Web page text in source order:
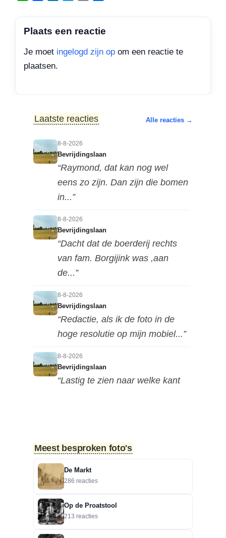
t
A
p
e
o
k
d
t
e
i
e
Plaats een reactie
Je moet ingelogd zijn op om een reactie te
plaatsen.
Laatste reacties Alle reacties →
8-8-2026
Bevrijdingslaan
“Raymond, dat kan nog wel
eens zo zijn. Dan zijn die bomen
in...”
8-8-2026
Bevrijdingslaan
“Dacht dat de boerderij rechts
van fam. Borgijink was ,aan
de...”
8-8-2026
Bevrijdingslaan
“Redactie, als ik de foto in de
hoge resolutie op mijn mobiel...”
8-8-2026
Bevrijdingslaan
“Lastig te zien naar welke kant
“Dit is in de Nieuwstraat. Het zou
een motorclub kunnen zijn.”
6-8-2026
Zoekplaatjes uit Grolle: Brievenbus.
“Raymond, Grolle is groter dan
alleen binnen de grachte.”
Meest besproken foto's
De Markt
286 reacties
Op de Proatstool
213 reacties